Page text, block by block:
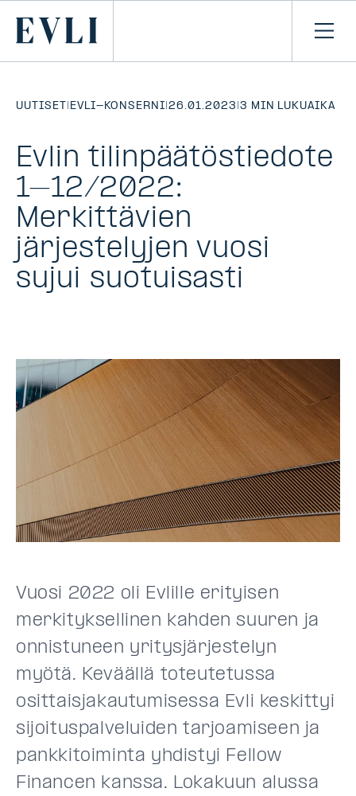
Primary
Avaa
UUTISET | EVLI-KONSERNI|26.01.2023 |3 MIN LUKUAIKA
Evlin tilinpäätöstiedote
1–12/2022:
Merkittävien
järjestelyjen vuosi
sujui suotuisasti
Vuosi 2022 oli Evlille erityisen
merkityksellinen kahden suuren ja
onnistuneen yritysjärjestelyn
myötä. Keväällä toteutetussa
osittaisjakautumisessa Evli keskittyi
sijoituspalveluiden tarjoamiseen ja
pankkitoiminta yhdistyi Fellow
Financen kanssa. Lokakuun alussa